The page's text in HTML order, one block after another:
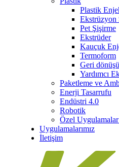
Plastik
Ekstrüzyon
Pet Şişirme
Ekstrüder
Kauçuk
Termoform
Geri
Yardımcı
Paketleme ve
Enerji Tasarrufu
Endüstri 4.0
Robotik
Özel
Uygulamalarımız
İletişim